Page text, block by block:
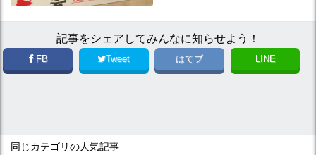
記事をシェアしてみんなに知らせよう！
FB Tweet はてブ LINE
同じカテゴリの人気記事